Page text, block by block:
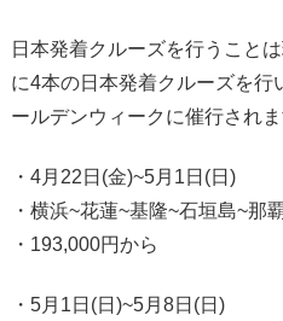
日本発着クルーズを行うこと
に4本の日本発着クルーズを行
ールデンウィークに催行されま
・4月22日(金)~5月1日(日)
・横浜~花蓮~基隆~石垣島~那
・193,000円から
・5月1日(日)~5月8日(日)